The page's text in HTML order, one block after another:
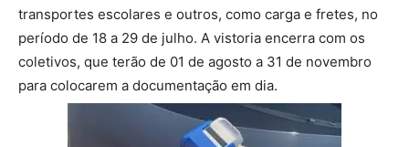
transportes escolares e outros, como carga e fretes, no
período de 18 a 29 de julho. A vistoria encerra com os
coletivos, que terão de 01 de agosto a 31 de novembro
para colocarem a documentação em dia.